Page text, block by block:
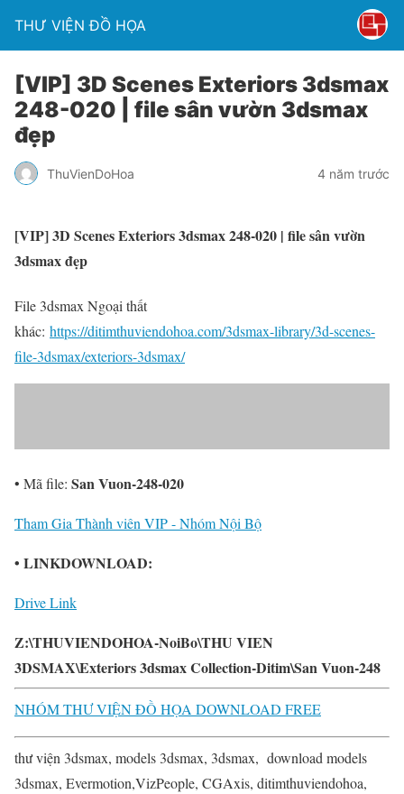
THƯ VIỆN ĐỒ HỌA
[VIP] 3D Scenes Exteriors 3dsmax
248-020 | file sân vườn 3dsmax
đẹp
ThuVienDoHoa 4 năm trước
[VIP] 3D Scenes Exteriors 3dsmax 248-020 | file sân vườn
3dsmax đẹp
File 3dsmax Ngoại thất
khác: https://ditimthuviendohoa.com/3dsmax-library/3d-scenes-
file-3dsmax/exteriors-3dsmax/
• Mã file: San Vuon-248-020
Tham Gia Thành viên VIP - Nhóm Nội Bộ
• LINKDOWNLOAD:
Drive Link
Z:\THUVIENDOHOA-NoiBo\THU VIEN
3DSMAX\Exteriors 3dsmax Collection-Ditim\San Vuon-248
NHÓM THƯ VIỆN ĐỒ HỌA DOWNLOAD FREE
thư viện 3dsmax, models 3dsmax, 3dsmax, download models
3dsmax, Evermotion,VizPeople, CGAxis, ditimthuviendohoa,